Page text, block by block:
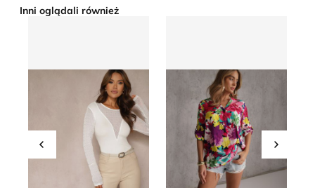
Inni oglądali również
Przesuń w lewo